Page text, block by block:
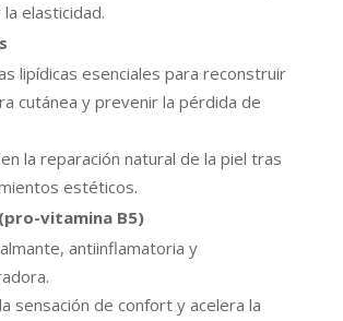
elasticidad.
lipídicas esenciales para reconstruir
cutánea y prevenir la pérdida de
la reparación natural de la piel tras
estéticos.
vitamina B5)
antiinflamatoria y
sensación de confort y acelera la